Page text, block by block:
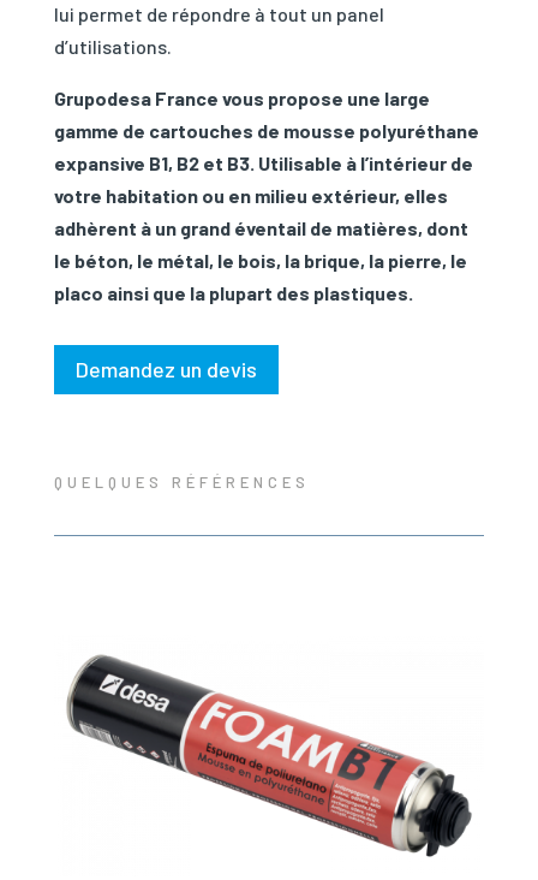
lui permet de répondre à tout un panel
d’utilisations.
Grupodesa France vous propose une large
gamme de cartouches de mousse polyuréthane
expansive B1, B2 et B3. Utilisable à l’intérieur de
votre habitation ou en milieu extérieur, elles
adhèrent à un grand éventail de matières, dont
le béton, le métal, le bois, la brique, la pierre, le
placo ainsi que la plupart des plastiques.
Demandez un devis
QUELQUES RÉFÉRENCES